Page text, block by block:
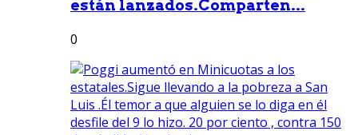
están lanzados.Comparten...
0